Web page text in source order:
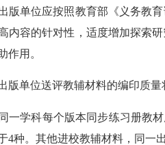
单位应按照教育部《义务教育
内容的针对性，适度增加探索
作用。
单位送评教辅材料的编印质量
学科每个版本同步练习册教材
4种。其他进校教辅材料，同一